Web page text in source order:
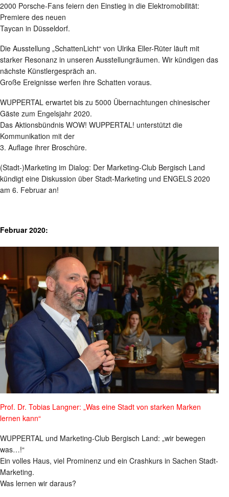
2000 Porsche-Fans feiern den Einstieg in die Elektromobilität:
Premiere des neuen
Taycan in Düsseldorf.
Die Ausstellung „SchattenLicht“ von Ulrika Eller-Rüter läuft mit
starker Resonanz in unseren Ausstellungräumen. Wir kündigen das
nächste Künstlergespräch an.
Große Ereignisse werfen ihre Schatten voraus.
WUPPERTAL erwartet bis zu 5000 Übernachtungen chinesischer
Gäste zum Engelsjahr 2020.
Das Aktionsbündnis WOW! WUPPERTAL! unterstützt die
Kommunikation mit der
3. Auflage ihrer Broschüre.
(Stadt-)Marketing im Dialog: Der Marketing-Club Bergisch Land
kündigt eine Diskussion über Stadt-Marketing und ENGELS 2020
am 6. Februar an!
Februar 2020:
Prof. Dr. Tobias Langner: „Was eine Stadt von starken Marken
lernen kann“
WUPPERTAL und Marketing-Club Bergisch Land: „wir bewegen
was…!“
Ein volles Haus, viel Prominenz und ein Crashkurs in Sachen Stadt-
Marketing.
Was lernen wir daraus?